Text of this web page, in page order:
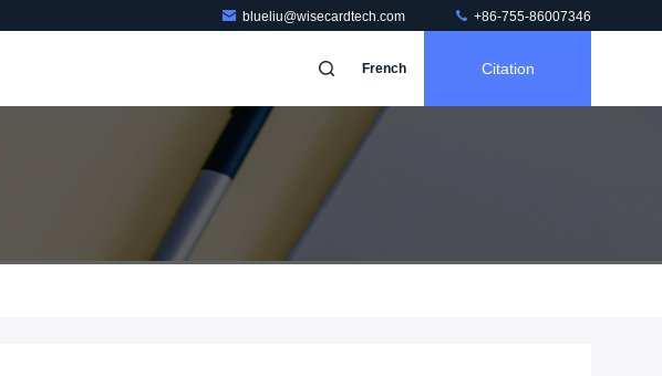
blueliu@wisecardtech.com +86-755-86007346
French Citation